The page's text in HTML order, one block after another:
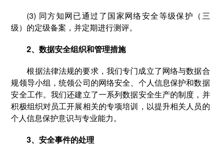
(3) 同方知网已通过了国家网络安全等级保护（三
级）的定级备案，并定期进行测评。
2、数据安全组织和管理措施
根据法律法规的要求，我们专门成立了网络与数据合
规领导小组，统领公司的网络安全、个人信息保护和数据
安全工作。我们还建立了一系列数据安全生产的制度，并
积极组织对员工开展相关的专项培训，以提升相关人员的
个人信息保护意识与专业能力。
3、安全事件的处理